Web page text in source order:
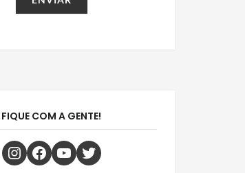
FIQUE COM A GENTE!
Instagram
Facebook
Youtube
Twitter